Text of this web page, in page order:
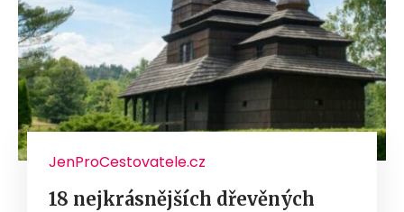
JenProCestovatele.cz
18 nejkrásnějších dřevěných